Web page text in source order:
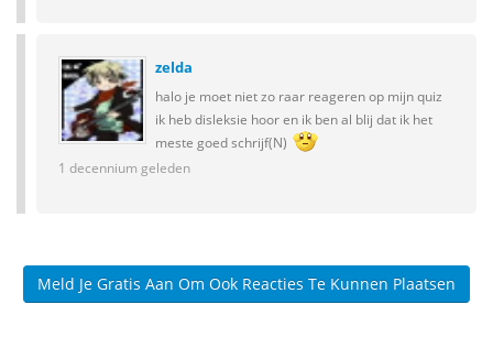
zelda
halo je moet niet zo raar reageren op mijn quiz
ik heb disleksie hoor en ik ben al blij dat ik het
meste goed schrijf(N)
1 decennium geleden
Meld Je Gratis Aan Om Ook Reacties Te Kunnen Plaatsen